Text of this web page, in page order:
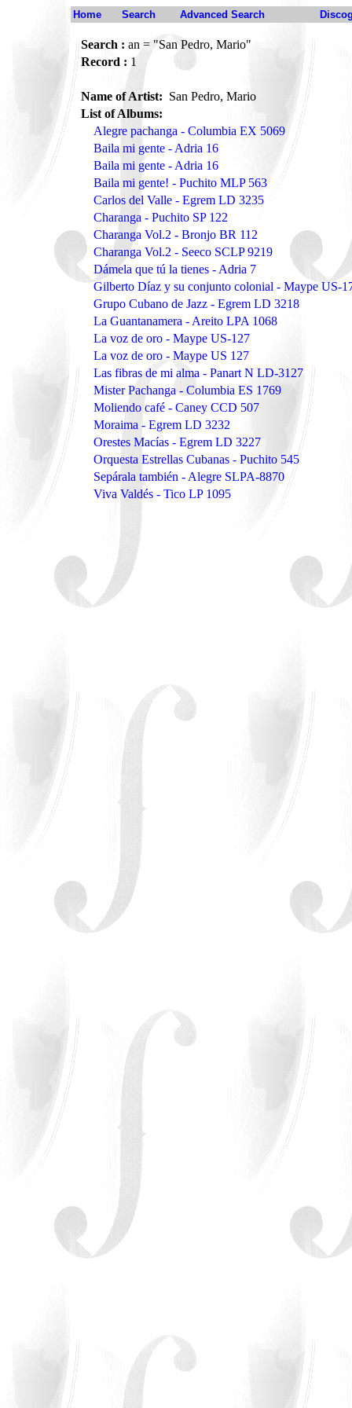
Home Search Advanced Search
Search : an = "San Pedro, Mario"
Record : 1
Name of Artist: San Pedro, Mario
List of Albums:
Alegre pachanga - Columbia EX 5069
Baila mi gente - Adria 16
Baila mi gente - Adria 16
Baila mi gente! - Puchito MLP 563
Carlos del Valle - Egrem LD 3235
Charanga - Puchito SP 122
Charanga Vol.2 - Bronjo BR 112
Charanga Vol.2 - Seeco SCLP 9219
Dámela que tú la tienes - Adria 7
Gilberto Díaz y su conjunto colonial - Maype US-
Grupo Cubano de Jazz - Egrem LD 3218
La Guantanamera - Areito LPA 1068
La voz de oro - Maype US-127
La voz de oro - Maype US 127
Las fibras de mi alma - Panart N LD-3127
Mister Pachanga - Columbia ES 1769
Moliendo café - Caney CCD 507
Moraima - Egrem LD 3232
Orestes Macías - Egrem LD 3227
Orquesta Estrellas Cubanas - Puchito 545
Sepárala también - Alegre SLPA-8870
Viva Valdés - Tico LP 1095